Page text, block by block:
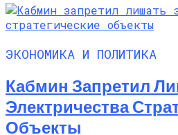
ЭКОНОМИКА И ПОЛИТИКА
Кабмин Запретил
Электричества
Объекты